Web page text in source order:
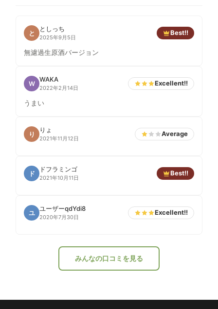
と
としっち
2025年9月5日
Best!!
無濾過生原酒バージョン
W
WAKA
2022年2月14日
Excellent!!
うまい
り
りょ
2021年11月12日
Average
ド
ドフラミンゴ
2021年10月11日
Best!!
ユ
ユーザーqdYdi8
2020年7月30日
Excellent!!
みんなの口コミを見る